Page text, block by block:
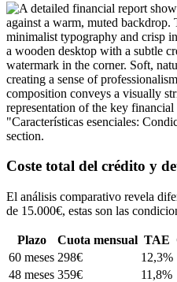
Coste total del crédito y
El análisis comparativo revela
de 15.000€, estas son las
Plazo Cuota mensual TAE
60 meses 298€ 12,3%
48 meses 359€ 11,8%